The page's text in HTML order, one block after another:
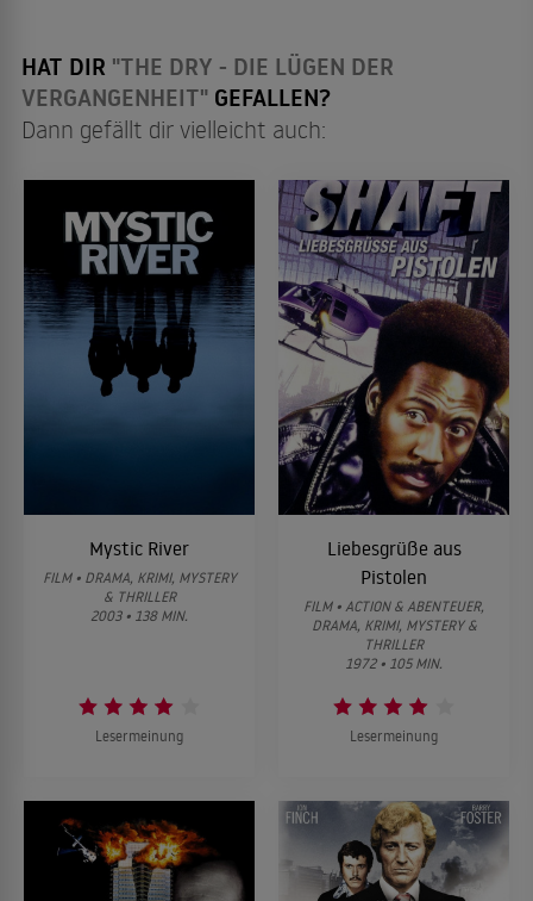
HAT DIR "THE DRY - DIE LÜGEN DER
VERGANGENHEIT" GEFALLEN?
Dann gefällt dir vielleicht auch:
Mystic River
FILM • DRAMA, KRIMI, MYSTERY
& THRILLER
2003 • 138 MIN.
Lesermeinung
Liebesgrüße aus
Pistolen
FILM • ACTION & ABENTEUER,
DRAMA, KRIMI, MYSTERY &
THRILLER
1972 • 105 MIN.
Lesermeinung